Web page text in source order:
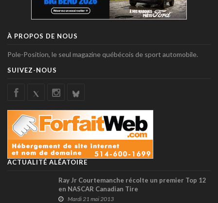
À PROPOS DE NOUS
Pole-Position, le seul magazine québécois de sport automobile.
SUIVEZ-NOUS
ACTUALITÉ ALÉATOIRE
Ray Jr Courtemanche récolte un premier Top 12
en NASCAR Canadian Tire
Mardi 21 mai 2013